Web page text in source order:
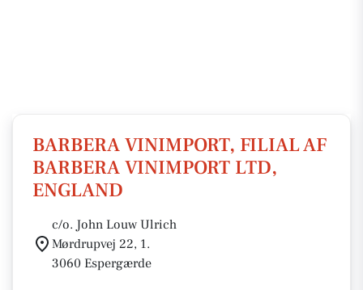
BARBERA VINIMPORT, FILIAL AF
BARBERA VINIMPORT LTD,
ENGLAND
c/o. John Louw Ulrich
Mørdrupvej 22, 1.
3060 Espergærde